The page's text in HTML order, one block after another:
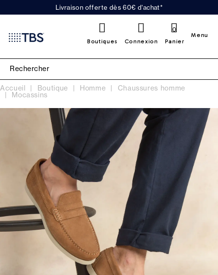
Livraison offerte dès 60€ d'achat*
Boutiques Connexion Panier
0
Menu
Accueil Boutique Homme Chaussures homme
Mocassins